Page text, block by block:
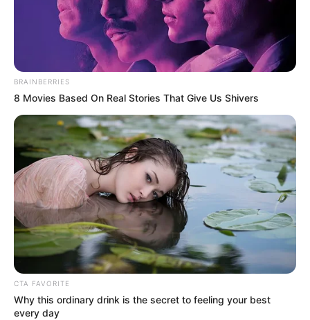
SUR DE BOLÍVAR
intensas y riesgo de
inundaciones en el sur de
Bolívar y La Mojana
LA MOJANA
Comunidad de La Mojana
denuncia abandono de la
UNGRD: "Llevamos cuatro
años bajo el agua"
BRAINBERRIES
8 Movies Based On Real Stories That Give Us Shivers
CTA FAVORITE
Why this ordinary drink is the secret to feeling your best
every day